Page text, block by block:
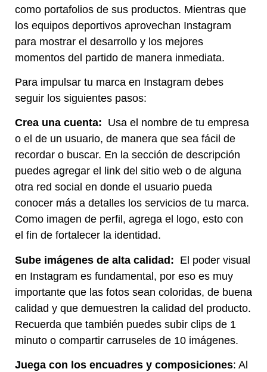
como portafolios de sus productos. Mientras que
los equipos deportivos aprovechan Instagram
para mostrar el desarrollo y los mejores
momentos del partido de manera inmediata.
Para impulsar tu marca en Instagram debes
seguir los siguientes pasos:
Crea una cuenta: Usa el nombre de tu empresa
o el de un usuario, de manera que sea fácil de
recordar o buscar. En la sección de descripción
puedes agregar el link del sitio web o de alguna
otra red social en donde el usuario pueda
conocer más a detalles los servicios de tu marca.
Como imagen de perfil, agrega el logo, esto con
el fin de fortalecer la identidad.
Sube imágenes de alta calidad: El poder visual
en Instagram es fundamental, por eso es muy
importante que las fotos sean coloridas, de buena
calidad y que demuestren la calidad del producto.
Recuerda que también puedes subir clips de 1
minuto o compartir carruseles de 10 imágenes.
Juega con los encuadres y composiciones: Al